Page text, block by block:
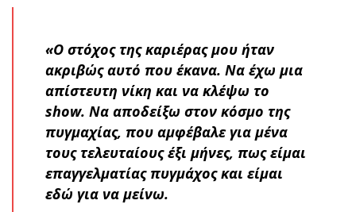
«Ο στόχος της καριέρας μου ήταν
ακριβώς αυτό που έκανα. Να έχω μια
απίστευτη νίκη και να κλέψω το
show. Να αποδείξω στον κόσμο της
πυγμαχίας, που αμφέβαλε για μένα
τους τελευταίους έξι μήνες, πως είμαι
επαγγελματίας πυγμάχος και είμαι
εδώ για να μείνω.